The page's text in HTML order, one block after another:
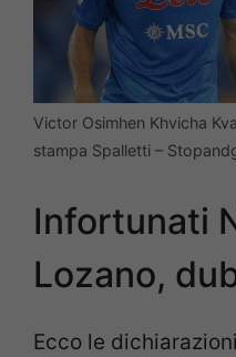
Victor Osimhen Khvicha
stampa Spalletti –
Infortunati
Lozano,
Ecco le